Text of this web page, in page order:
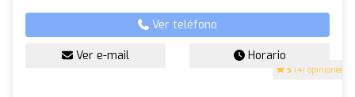
5 (41 opiniones)
Ver teléfono
Ver e-mail Horario